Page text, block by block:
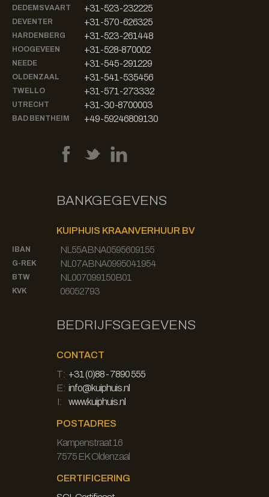
DEDEMSVAART +31-523-232225
DEVENTER +31-570-626325
HARDENBERG +31-523-261448
HOOGEVEEN +31-528-870002
NEEDE +31-545-291229
OLDENZAAL +31-541-535456
TWELLO +31-571-273332
UTRECHT +31-30-8700003
BAD BENTHEIM +49-59246809130
BANKGEGEVENS
KUIPHUIS KRAANVERHUUR BV
IBAN NL55ABNA0595609155
G-REK NL07ABNA0995041954
BTW NL007099150B01
KVK 06052793
BEDRIJFSGEGEVENS
CONTACT
T: +31 (0)88 - 7890 555
E: info@kuiphuis.nl
I:
www.kuiphuis.nl
POSTADRES
Kampenstraat 16
7575 EK Oldenzaal
CERTIFICERING